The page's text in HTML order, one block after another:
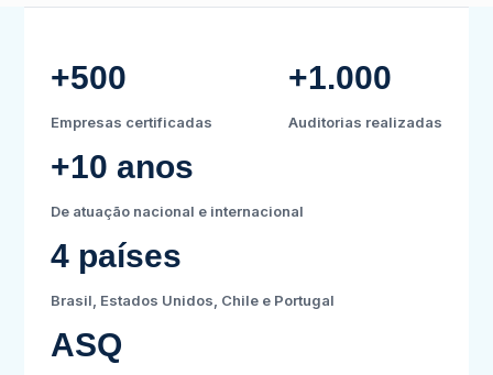
+500
Empresas certificadas
+1.000
Auditorias realizadas
+10 anos
De atuação nacional e internacional
4 países
Brasil, Estados Unidos, Chile e Portugal
ASQ